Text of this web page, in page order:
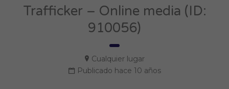
Trafficker – Online media (ID:
910056)
Cualquier lugar
Publicado hace 10 años